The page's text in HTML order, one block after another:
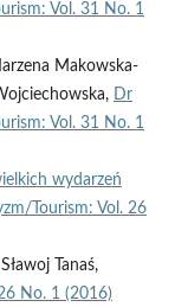
Vol. 31 No. 1
Makowska-
Dr
Vol. 31 No. 1
wydarzeń
Tourism: Vol. 26
Tanaś,
No. 1 (2016)